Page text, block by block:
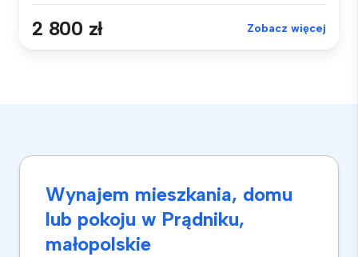
2 800 zł Zobacz więcej
Wynajem mieszkania, domu
lub pokoju w Prądniku,
małopolskie